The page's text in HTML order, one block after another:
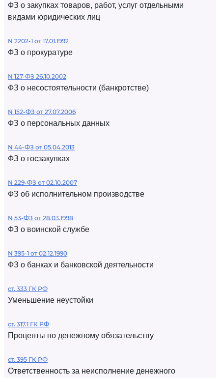
ФЗ о закупках товаров, работ, услуг отдельными
видами юридических лиц
N 2202-1 от 17.01.1992
ФЗ о прокуратуре
N 127-ФЗ 26.10.2002
ФЗ о несостоятельности (банкротстве)
N 152-ФЗ от 27.07.2006
ФЗ о персональных данных
N 44-ФЗ от 05.04.2013
ФЗ о госзакупках
N 229-ФЗ от 02.10.2007
ФЗ об исполнительном производстве
N 53-ФЗ от 28.03.1998
ФЗ о воинской службе
N 395-1 от 02.12.1990
ФЗ о банках и банковской деятельности
ст. 333 ГК РФ
Уменьшение неустойки
ст. 317.1 ГК РФ
Проценты по денежному обязательству
ст. 395 ГК РФ
Ответственность за неисполнение денежного